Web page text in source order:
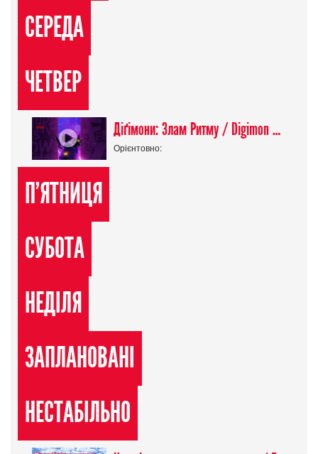
СЕРЕДА
ЧЕТВЕР
Діґімони: Злам Ритму / Digimon Beatbreak
Орієнтовно:
П'ЯТНИЦЯ
СУБОТА
НЕДІЛЯ
ЗАПЛАНОВАНІ
НЕСТАБІЛЬНО